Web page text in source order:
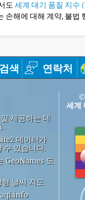
도 세계 대기 품질 지수
해에 대해 계약, 불법
검색 연락처
제공하는 데
데이터가
수 있습니다.
GeoNames 도
날씨 지도
세계